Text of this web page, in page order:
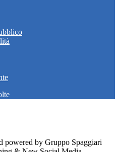
powered by Gruppo Spaggiari